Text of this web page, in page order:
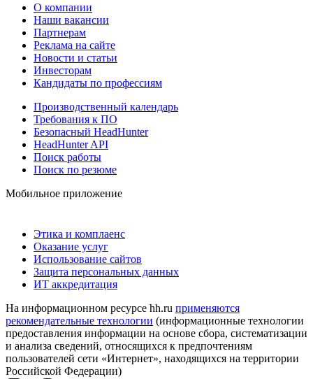
О компании
Наши вакансии
Партнерам
Реклама на сайте
Новости и статьи
Инвесторам
Кандидаты по профессиям
Производственный календарь
Требования к ПО
Безопасный HeadHunter
HeadHunter API
Поиск работы
Поиск по резюме
Мобильное приложение
Этика и комплаенс
Оказание услуг
Использование сайтов
Защита персональных данных
ИТ аккредитация
На информационном ресурсе hh.ru применяются
рекомендательные технологии (информационные технологии
предоставления информации на основе сбора, систематизации
и анализа сведений, относящихся к предпочтениям
пользователей сети «Интернет», находящихся на территории
Российской Федерации)